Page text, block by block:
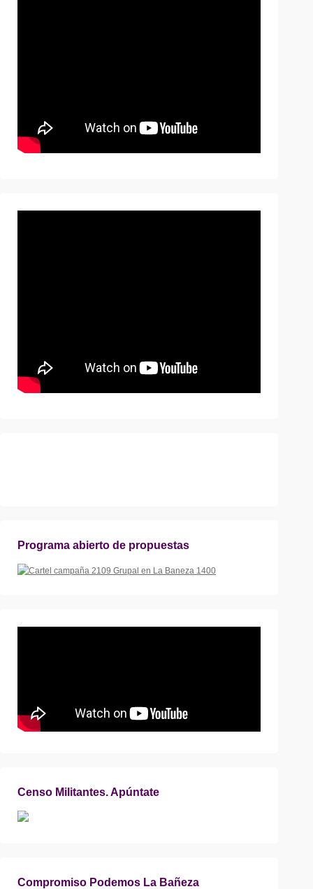
Programa abierto de propuestas
Censo Militantes. Apúntate
Compromiso Podemos La Bañeza